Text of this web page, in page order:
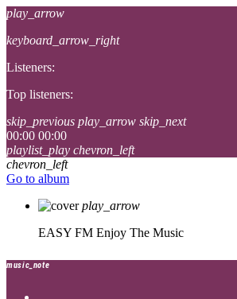
play_arrow
keyboard_arrow_right
Listeners:
Top listeners:
skip_previous play_arrow skip_next
00:00 00:00
playlist_play chevron_left
chevron_left
Go to album
play_arrow
EASY FM Enjoy The Music
music_note